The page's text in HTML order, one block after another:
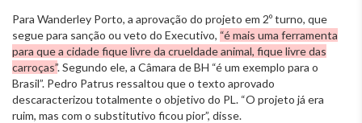
Para Wanderley Porto, a aprovação do projeto em 2º turno, que
segue para sanção ou veto do Executivo, “é mais uma ferramenta
para que a cidade fique livre da crueldade animal, fique livre das
carroças”. Segundo ele, a Câmara de BH “é um exemplo para o
Brasil”. Pedro Patrus ressaltou que o texto aprovado
descaracterizou totalmente o objetivo do PL. “O projeto já era
ruim, mas com o substitutivo ficou pior”, disse.